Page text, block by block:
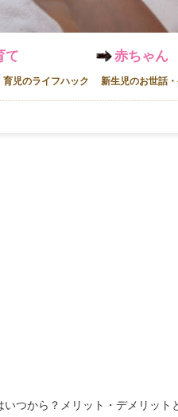
て
育児のライフハック
赤ちゃん
新生児のお世話
いつから？メリット・デメリット